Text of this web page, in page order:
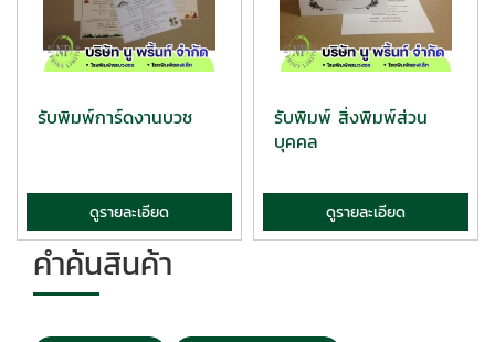
รับพิมพ์การ์ดงานบวช
ดูรายละเอียด
รับพิมพ์ สิ่งพิมพ์ส่วน
บุคคล
ดูรายละเอียด
คำค้นสินค้า